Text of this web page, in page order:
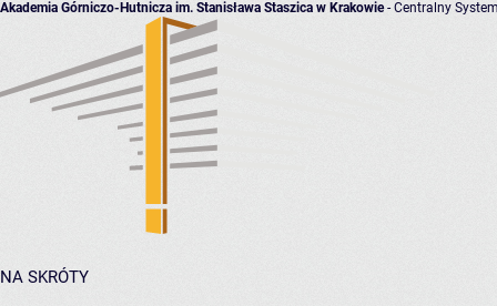
Akademia Górniczo-Hutnicza im. Stanisława Staszica w Krakowie- Centralny
NA SKRÓTY